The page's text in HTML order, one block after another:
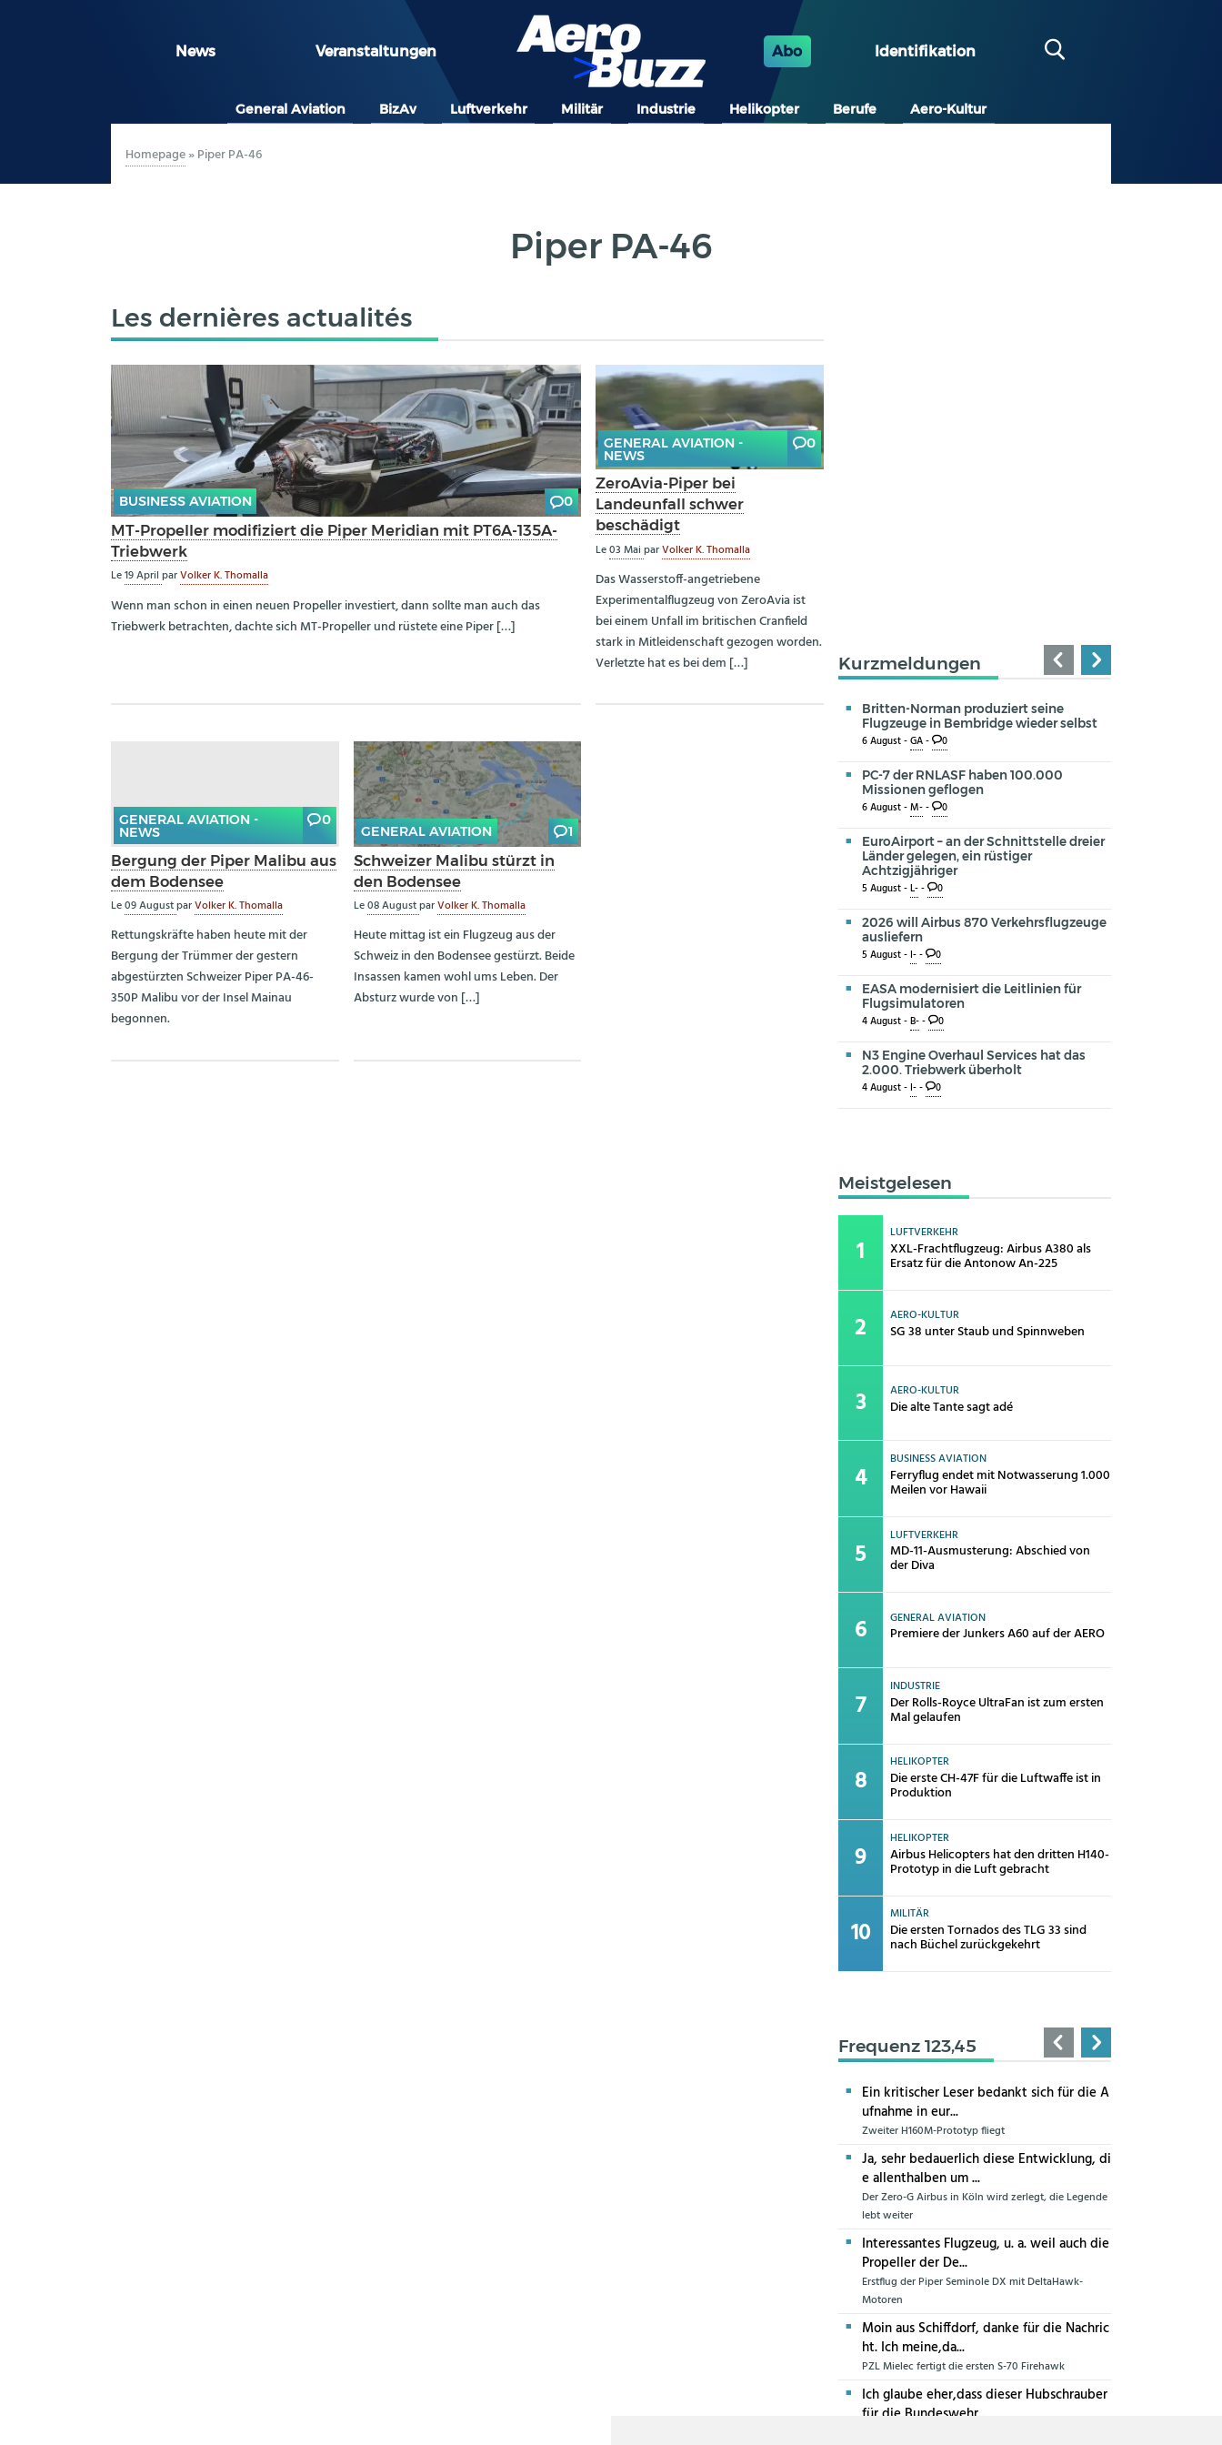
News Veranstaltungen Abo Identifikation
General Aviation BizAv Luftverkehr Militär Industrie Helikopter Berufe Aero-Kultur
Homepage»Piper PA-46
Piper PA-46
Les dernières actualités
BUSINESS AVIATION 0
MT-Propeller modifiziert die Piper Meridian mit PT6A-135A-
Triebwerk
Le19 April parVolker K. Thomalla
Wenn man schon in einen neuen Propeller investiert, dann sollte man auch das
Triebwerk betrachten, dachte sich MT-Propeller und rüstete eine Piper […]
GENERAL AVIATION -
NEWS
0
ZeroAvia-Piper bei
Landeunfall schwer
beschädigt
Le03 MaiparVolker K. Thomalla
Das Wasserstoff-angetriebene
Experimentalflugzeug von ZeroAvia ist
bei einem Unfall im britischen Cranfield
stark in Mitleidenschaft gezogen worden.
Verletzte hat es bei dem […]
GENERAL AVIATION -
NEWS
0
Bergung der Piper Malibu aus
dem Bodensee
Le09 AugustparVolker K. Thomalla
Rettungskräfte haben heute mit der
Bergung der Trümmer der gestern
abgestürzten Schweizer Piper PA-46-
350P Malibu vor der Insel Mainau
begonnen.
GENERAL AVIATION 1
Schweizer Malibu stürzt in
den Bodensee
Le08 AugustparVolker K. Thomalla
Heute mittag ist ein Flugzeug aus der
Schweiz in den Bodensee gestürzt. Beide
Insassen kamen wohl ums Leben. Der
Absturz wurde von […]
Kurzmeldungen
Britten-Norman produziert seine
Flugzeuge in Bembridge wieder selbst
6 August -GA- 0
PC-7 der RNLASF haben 100.000
Missionen geflogen
6 August -M-- 0
EuroAirport – an der Schnittstelle dreier
Länder gelegen, ein rüstiger
Achtzigjähriger
5 August -L-- 0
2026 will Airbus 870 Verkehrsflugzeuge
ausliefern
5 August -I-- 0
EASA modernisiert die Leitlinien für
Flugsimulatoren
4 August -B-- 0
N3 Engine Overhaul Services hat das
2.000. Triebwerk überholt
4 August -I-- 0
Meistgelesen
LUFTVERKEHR
XXL-Frachtflugzeug: Airbus A380 als
Ersatz für die Antonow An-225
AERO-KULTUR
SG 38 unter Staub und Spinnweben
AERO-KULTUR
Die alte Tante sagt adé
BUSINESS AVIATION
Ferryflug endet mit Notwasserung 1.000
Meilen vor Hawaii
LUFTVERKEHR
MD-11-Ausmusterung: Abschied von
der Diva
GENERAL AVIATION
Premiere der Junkers A60 auf der AERO
INDUSTRIE
Der Rolls-Royce UltraFan ist zum ersten
Mal gelaufen
HELIKOPTER
Die erste CH-47F für die Luftwaffe ist in
Produktion
HELIKOPTER
Airbus Helicopters hat den dritten H140-
Prototyp in die Luft gebracht
MILITÄR
Die ersten Tornados des TLG 33 sind
nach Büchel zurückgekehrt
Frequenz 123,45
Ein kritischer Leser bedankt sich für die A
ufnahme in eur...
Zweiter H160M-Prototyp fliegt
Ja, sehr bedauerlich diese Entwicklung, di
e allenthalben um ...
Der Zero-G Airbus in Köln wird zerlegt, die Legende
lebt weiter
Interessantes Flugzeug, u. a. weil auch die
Propeller der De...
Erstflug der Piper Seminole DX mit DeltaHawk-
Motoren
Moin aus Schiffdorf, danke für die Nachric
ht. Ich meine,da...
PZL Mielec fertigt die ersten S-70 Firehawk
Ich glaube eher,dass dieser Hubschrauber
für die Bundeswehr...